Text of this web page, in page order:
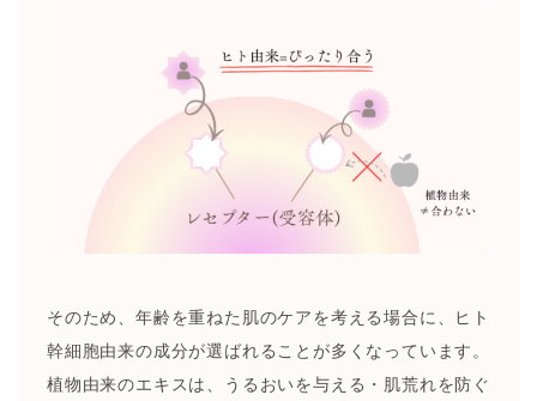
そのため、年齢を重ねた肌のケアを考える場合に、ヒト
幹細胞由来の成分が選ばれることが多くなっています。
植物由来のエキスは、うるおいを与える・肌荒れを防ぐ